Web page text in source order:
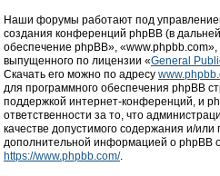
Наши форумы работают под
создания конференций phpBB (в
обеспечение phpBB»,
выпущенного по лицензии «General
Скачать его можно по адресу
для программного обеспечения phpBB
поддержкой интернет-конференций, и
ответственности за то, что
качестве допустимого содержания и/или
дополнительной информацией о phpBB
https://www.phpbb.com/.